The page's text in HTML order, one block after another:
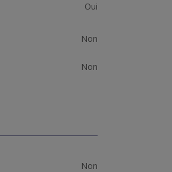
Oui
Non
Non
Non